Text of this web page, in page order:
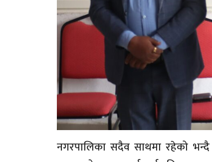
नगरपालिका सदैव साथमा रहेको